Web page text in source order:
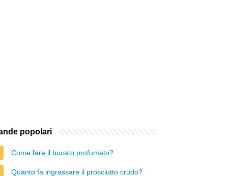
popolari
Come fare il bucato profumato?
Quanto fa ingrassare il prosciutto crudo?